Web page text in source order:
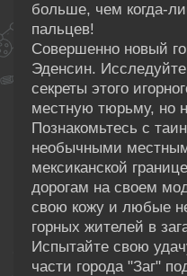
больше, чем когда-
пальцев!
Совершенно новый
Эденсин.
секреты этого
местную тюрьму, но
Познакомьтесь с
необычными
мексиканской
дорогам на своем
свою кожу и любые
горных жителей в
Испытайте свою
части города "Заг"